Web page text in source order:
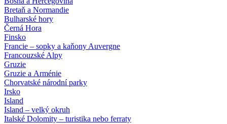
Bretaň a Normandie
Bulharské hory
Černá Hora
Finsko
Francie – sopky a kaňony Auvergne
Francouzské Alpy
Gruzie
Gruzie a Arménie
Chorvatské národní parky
Irsko
Island
Island – velký okruh
Italské Dolomity – turistika nebo ferraty